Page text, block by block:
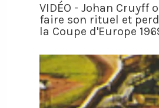
VIDÉO - Johan Cruyff
faire son rituel et
la Coupe d'Europe